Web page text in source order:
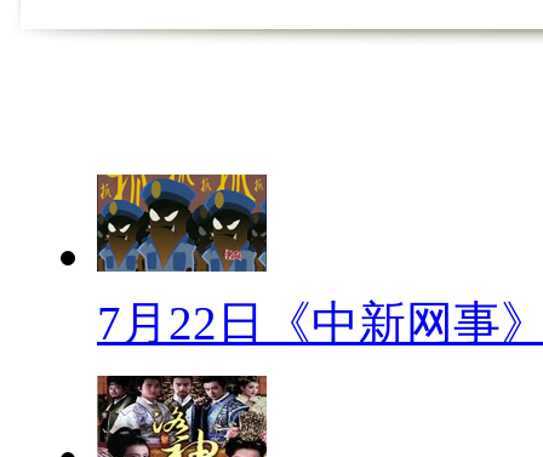
指大赛"，晒出手指各种令人匪
过脏米线
日前昆明查获了一批 “毒米线
线是用河沟里的洗脚水和回收
将其称为“过脏米线”。
7月22日《中新网事